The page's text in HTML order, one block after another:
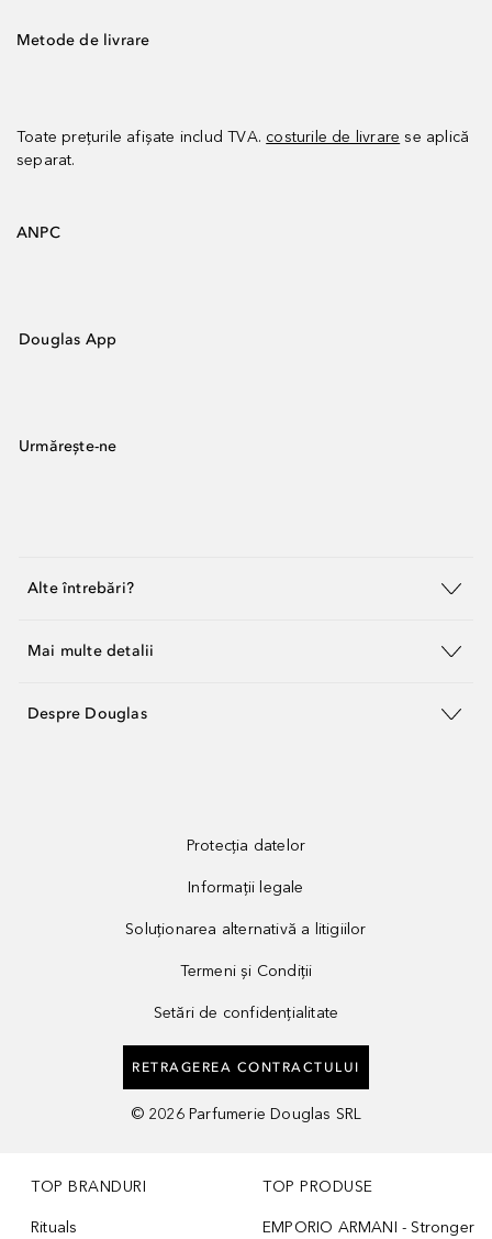
Metode de livrare
Toate prețurile afișate includ TVA. costurile de livrare se aplică
separat.
ANPC
Douglas App
Urmărește-ne
Alte întrebări?
Mai multe detalii
Despre Douglas
Protecția datelor
Informații legale
Soluționarea alternativă a litigiilor
Termeni și Condiții
Setări de confidențialitate
RETRAGEREA CONTRACTULUI
© 2026 Parfumerie Douglas SRL
TOP BRANDURI
Rituals
TOP PRODUSE
EMPORIO ARMANI - Stronger